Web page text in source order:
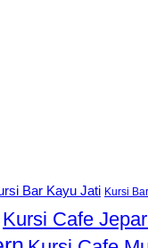
Bar Kayu Jati Kursi
Kursi Cafe